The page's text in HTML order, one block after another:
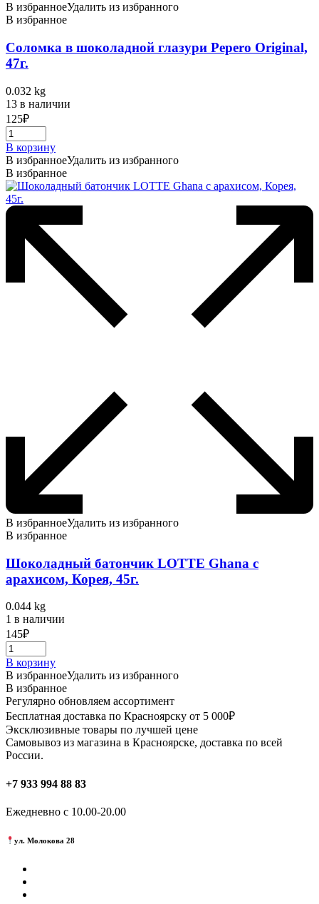
В избранноеУдалить из избранного
В избранное
Соломка в шоколадной глазури Pepero Original,
47г.
0.032 kg
13 в наличии
125₽
В корзину
В избранноеУдалить из избранного
В избранное
В избранноеУдалить из избранного
В избранное
Шоколадный батончик LOTTE Ghana с
арахисом, Корея, 45г.
0.044 kg
1 в наличии
145₽
В корзину
В избранноеУдалить из избранного
В избранное
Регулярно обновляем ассортимент
Бесплатная доставка по Красноярску от 5 000₽
Эксклюзивные товары по лучшей цене
Самовывоз из магазина в Красноярске, доставка по всей
России.
+7 933 994 88 83
Ежедневно с 10.00-20.00
ул. Молокова 28